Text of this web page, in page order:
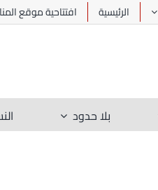
الرئيسية افتتاحية موقع
بلا حدود